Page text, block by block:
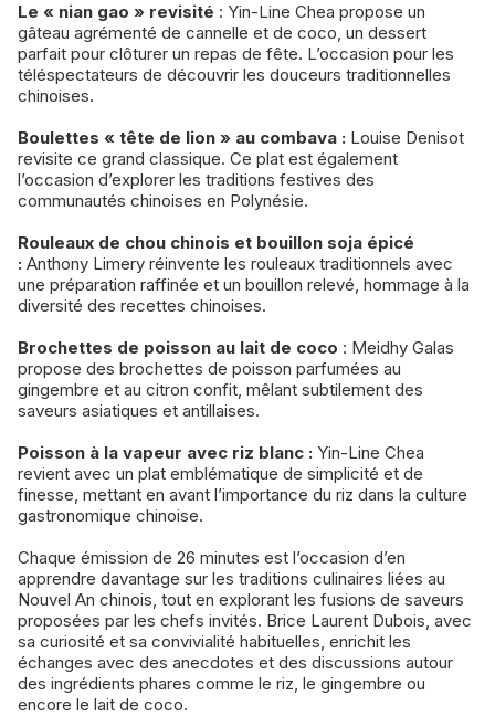
Le « nian gao » revisité : Yin-Line Chea propose un
gâteau agrémenté de cannelle et de coco, un dessert
parfait pour clôturer un repas de fête. L’occasion pour les
téléspectateurs de découvrir les douceurs traditionnelles
chinoises.
Boulettes « tête de lion » au combava : Louise Denisot
revisite ce grand classique. Ce plat est également
l’occasion d’explorer les traditions festives des
communautés chinoises en Polynésie.
Rouleaux de chou chinois et bouillon soja épicé
: Anthony Limery réinvente les rouleaux traditionnels avec
une préparation raffinée et un bouillon relevé, hommage à la
diversité des recettes chinoises.
Brochettes de poisson au lait de coco : Meidhy Galas
propose des brochettes de poisson parfumées au
gingembre et au citron confit, mêlant subtilement des
saveurs asiatiques et antillaises.
Poisson à la vapeur avec riz blanc : Yin-Line Chea
revient avec un plat emblématique de simplicité et de
finesse, mettant en avant l’importance du riz dans la culture
gastronomique chinoise.
Chaque émission de 26 minutes est l’occasion d’en
apprendre davantage sur les traditions culinaires liées au
Nouvel An chinois, tout en explorant les fusions de saveurs
proposées par les chefs invités. Brice Laurent Dubois, avec
sa curiosité et sa convivialité habituelles, enrichit les
échanges avec des anecdotes et des discussions autour
des ingrédients phares comme le riz, le gingembre ou
encore le lait de coco.